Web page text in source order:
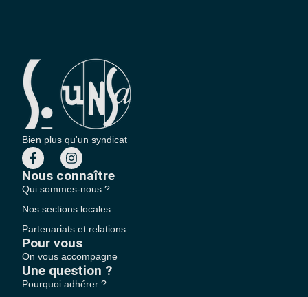
Bien plus qu'un syndicat
Nous connaître
Qui sommes-nous ?
Nos sections locales
Partenariats et relations
Pour vous
On vous accompagne
Une question ?
Pourquoi adhérer ?